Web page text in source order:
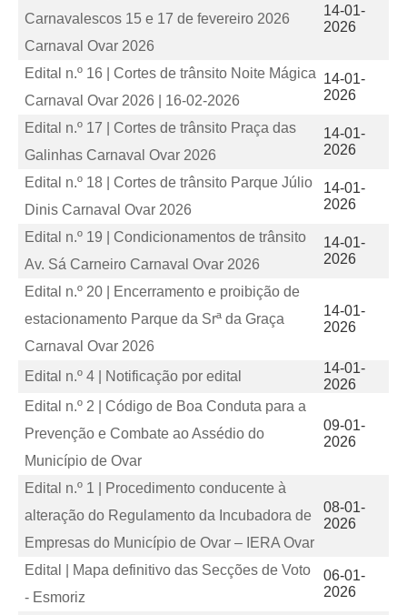
Carnavalescos 15 e 17 de fevereiro 2026
Carnaval Ovar 2026
14-01-
2026
Edital n.º 16 | Cortes de trânsito Noite Mágica
Carnaval Ovar 2026 | 16-02-2026
14-01-
2026
Edital n.º 17 | Cortes de trânsito Praça das
Galinhas Carnaval Ovar 2026
14-01-
2026
Edital n.º 18 | Cortes de trânsito Parque Júlio
Dinis Carnaval Ovar 2026
14-01-
2026
Edital n.º 19 | Condicionamentos de trânsito
Av. Sá Carneiro Carnaval Ovar 2026
14-01-
2026
Edital n.º 20 | Encerramento e proibição de
estacionamento Parque da Srª da Graça
Carnaval Ovar 2026
14-01-
2026
Edital n.º 4 | Notificação por edital
14-01-
2026
Edital n.º 2 | Código de Boa Conduta para a
Prevenção e Combate ao Assédio do
Município de Ovar
09-01-
2026
Edital n.º 1 | Procedimento conducente à
alteração do Regulamento da Incubadora de
Empresas do Município de Ovar – IERA Ovar
08-01-
2026
Edital | Mapa definitivo das Secções de Voto
- Esmoriz
06-01-
2026